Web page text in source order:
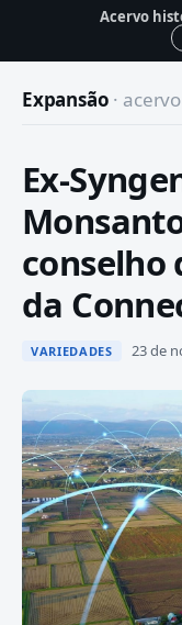
Acervo
Expansão · acervo
Ex-
conselho
da
VARIEDADES 23 de